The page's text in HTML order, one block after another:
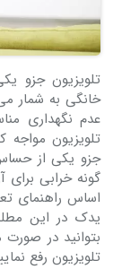
تلویزیون جزو
خانگی به شمار
عدم نگهداری
تلویزیون مواجه
جزو یکی از
گونه خرابی
اساس راهنمای
یدک در این
بتوانید در
تلویزیون رفع